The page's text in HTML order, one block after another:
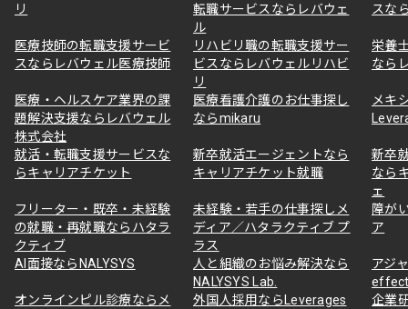
リ
転職サービスならレバウェ
ル
スな
医療技師の転職支援サービ
スならレバウェル医療技師
リハビリ職の転職支援サー
ビスならレバウェルリハビ
リ
栄養
なら
医療・ヘルスケア業界の課
題解決支援ならレバウェル
株式会社
医療看護介護のお仕事探し
ならmikaru
メキ
就活・転職支援サービスな
らキャリアチケット
新卒就活エージェントなら
キャリアチケット就職
新卒
なら
ェ
フリーター・既卒・未経験
の就職・再就職ならハタラ
クティブ
未経験・若手の仕事探しメ
ディア／ハタラクティブ プ
ラス
障が
ア
AI面接ならNALYSYS
人と組織のお悩み解決なら
NALYSYS Lab.
アジ
オンラインピル診療ならメ
外国人採用ならLeverages
企業